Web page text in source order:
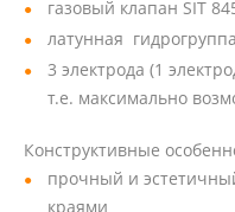
газовый клапан SIT
латунная гидрогруппа
3 электрода (1
т.е. максимально
Конструктивные
прочный и
краями